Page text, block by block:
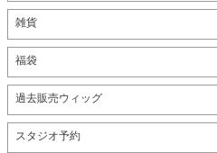
雑貨
福袋
過去販売ウィッグ
スタジオ予約